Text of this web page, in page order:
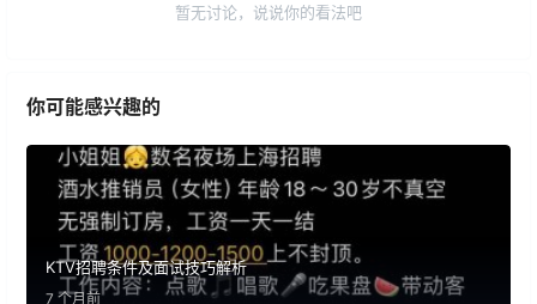
暂无讨论，说说你的看法吧
你可能感兴趣的
KTV招聘条件及面试技巧解析
7 个月前